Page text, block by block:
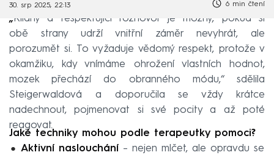
30. srp 2025, 22:13 6 min čtení
„Klidný a respektující rozhovor je možný, pokud si
obě strany udrží vnitřní záměr nevyhrát, ale
porozumět si. To vyžaduje vědomý respekt, protože v
okamžiku, kdy vnímáme ohrožení vlastních hodnot,
mozek přechází do obranného módu,“
sdělila
Steigerwaldová a doporučila se vždy krátce
nadechnout, pojmenovat si své pocity a až poté
reagovat.
Jaké techniky mohou podle terapeutky pomoci?
Aktivní naslouchání – nejen mlčet, ale opravdu se